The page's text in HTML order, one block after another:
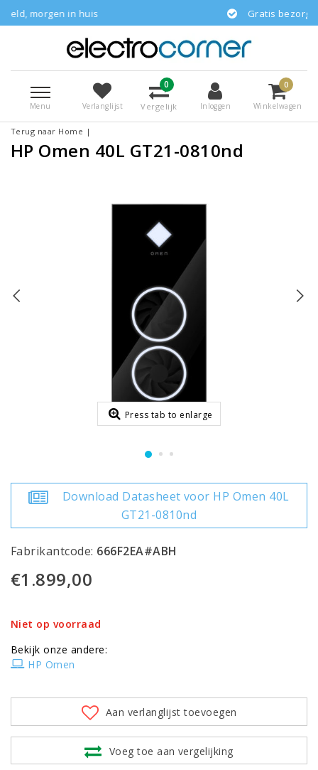
in huis Gratis bezorgd
Menu Verlanglijst
0
Vergelijk Inloggen
0
Winkelwagen
Terug naar Home |
HP Omen 40L GT21-0810nd
Press tab to enlarge
Download Datasheet voor HP Omen 40L
GT21-0810nd
Fabrikantcode: 666F2EA#ABH
€1.899,00
Niet op voorraad
Bekijk onze andere:
HP Omen
Aan verlanglijst toevoegen
Voeg toe aan vergelijking